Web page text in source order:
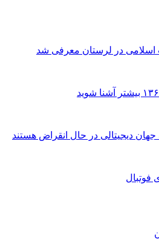
اسلامی در لرستان معرفی شد
دیجیتالی در حال انقراض هستند
فوتبال